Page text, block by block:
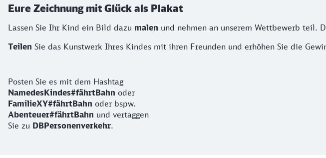
Eure Zeichnung mit Glück als Plakat
Lassen Sie Ihr Kind ein Bild dazu malen und nehmen an unserem Wettbewerb teil.
Teilen Sie das Kunstwerk Ihres Kindes mit ihren Freunden und erhöhen Sie die
So funktioniert's
Posten Sie es mit dem Hashtag
NamedesKindes#fährtBahn oder
FamilieXY#fährtBahn oder bspw.
Abenteuer#fährtBahn und vertaggen
Sie zu DBPersonenverkehr.